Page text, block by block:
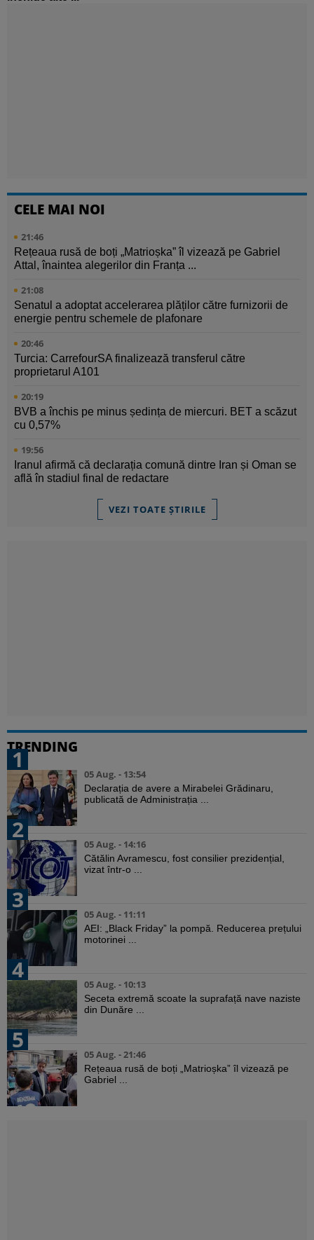
CELE MAI NOI
21:46
Rețeaua rusă de boți „Matrioșka” îl vizează pe Gabriel
Attal, înaintea alegerilor din Franța ...
21:08
Senatul a adoptat accelerarea plăților către furnizorii de
energie pentru schemele de plafonare
20:46
Turcia: CarrefourSA finalizează transferul către
proprietarul A101
20:19
BVB a închis pe minus ședința de miercuri. BET a scăzut
cu 0,57%
19:56
Iranul afirmă că declarația comună dintre Iran și Oman se
află în stadiul final de redactare
VEZI TOATE ȘTIRILE
TRENDING
1
05 Aug. - 13:54
Declarația de avere a Mirabelei Grădinaru,
publicată de Administrația ...
2
05 Aug. - 14:16
Cătălin Avramescu, fost consilier prezidențial,
vizat într-o ...
3
05 Aug. - 11:11
AEI: „Black Friday” la pompă. Reducerea prețului
motorinei ...
4
05 Aug. - 10:13
Seceta extremă scoate la suprafață nave naziste
din Dunăre ...
5
05 Aug. - 21:46
Rețeaua rusă de boți „Matrioșka” îl vizează pe
Gabriel ...